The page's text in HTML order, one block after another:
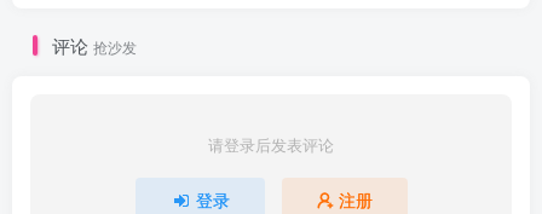
评论 抢沙发
请登录后发表评论
登录 注册